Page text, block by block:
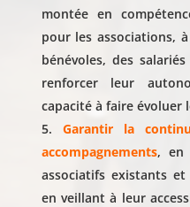
montée en
pour les associations,
bénévoles, des
renforcer leur
capacité à faire évoluer
Garantir la
accompagnements, en
associatifs existants
en veillant à leur